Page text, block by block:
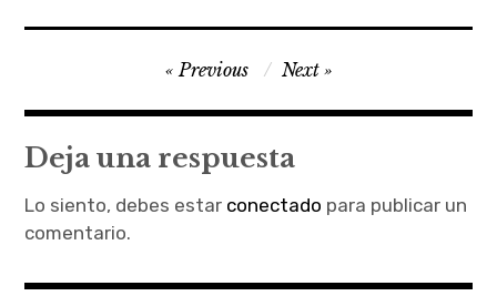
Navegación
de
entradas
Previous Next
Deja una respuesta
Lo siento, debes estar conectado para publicar un
comentario.